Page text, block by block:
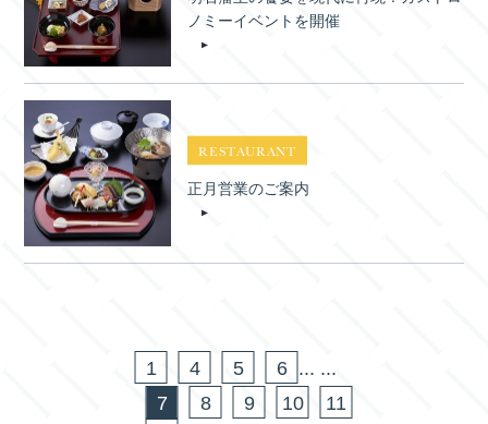
ノミーイベントを開催
RESTAURANT
正月営業のご案内
1 ...
4 5
6
7
8 9 10 11
...